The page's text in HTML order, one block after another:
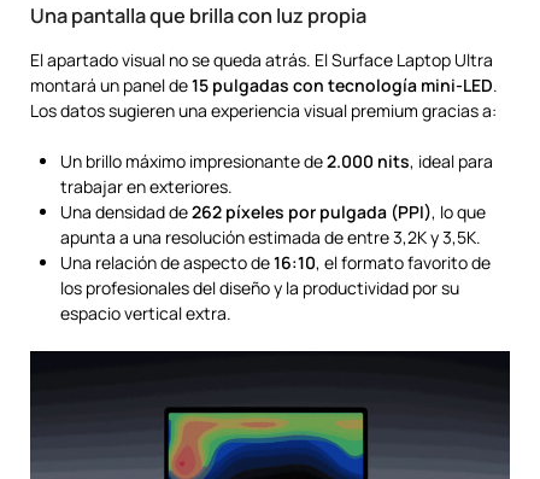
Una pantalla que brilla con luz propia
El apartado visual no se queda atrás. El Surface Laptop Ultra
montará un panel de15 pulgadas con tecnología mini-LED.
Los datos sugieren una experiencia visual premium gracias a:
Un brillo máximo impresionante de2.000 nits, ideal para
trabajar en exteriores.
Una densidad de262 píxeles por pulgada (PPI), lo que
apunta a una resolución estimada de entre 3,2K y 3,5K.
Una relación de aspecto de16:10, el formato favorito de
los profesionales del diseño y la productividad por su
espacio vertical extra.